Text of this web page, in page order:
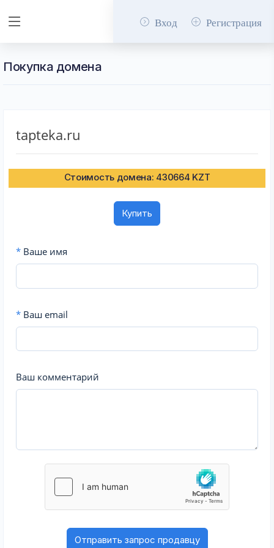
Вход Регистрация
Покупка домена
tapteka.ru
Стоимость домена: 430664 KZT
Купить
* Ваше имя
* Ваш email
Ваш комментарий